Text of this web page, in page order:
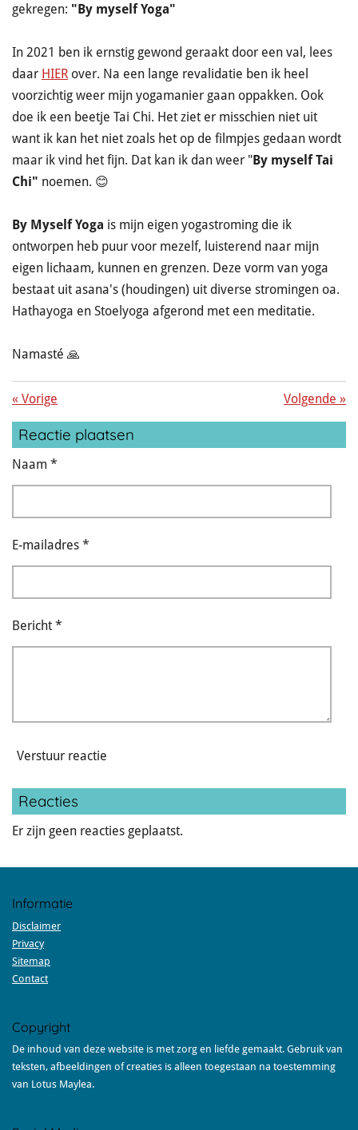
gekregen: "By myself Yoga"
In 2021 ben ik ernstig gewond geraakt door een val, lees
daar HIER over. Na een lange revalidatie ben ik heel
voorzichtig weer mijn yogamanier gaan oppakken. Ook
doe ik een beetje Tai Chi. Het ziet er misschien niet uit
want ik kan het niet zoals het op de filmpjes gedaan wordt
maar ik vind het fijn. Dat kan ik dan weer "By myself Tai
Chi" noemen. 😊
By Myself Yoga is mijn eigen yogastroming die ik
ontworpen heb puur voor mezelf, luisterend naar mijn
eigen lichaam, kunnen en grenzen. Deze vorm van yoga
bestaat uit asana's (houdingen) uit diverse stromingen oa.
Hathayoga en Stoelyoga afgerond met een meditatie.
Namasté 🙏
« Vorige Volgende »
Reactie plaatsen
Naam *
E-mailadres *
Bericht *
Verstuur reactie
Reacties
Er zijn geen reacties geplaatst.
Informatie
Disclaimer
Privacy
Sitemap
Contact
Copyright
De inhoud van deze website is met zorg en liefde gemaakt. Gebruik van
teksten, afbeeldingen of creaties is alleen toegestaan na toestemming
van Lotus Maylea.